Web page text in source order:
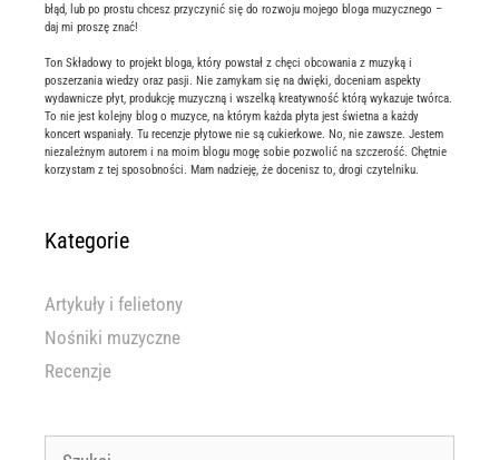
błąd, lub po prostu chcesz przyczynić się do rozwoju mojego bloga muzycznego –
daj mi proszę znać!
Ton Składowy to projekt bloga, który powstał z chęci obcowania z muzyką i
poszerzania wiedzy oraz pasji. Nie zamykam się na dwięki, doceniam aspekty
wydawnicze płyt, produkcję muzyczną i wszelką kreatywność którą wykazuje twórca.
To nie jest kolejny blog o muzyce, na którym każda płyta jest świetna a każdy
koncert wspaniały. Tu recenzje płytowe nie są cukierkowe. No, nie zawsze. Jestem
niezależnym autorem i na moim blogu mogę sobie pozwolić na szczerość. Chętnie
korzystam z tej sposobności. Mam nadzieję, że docenisz to, drogi czytelniku.
Kategorie
Artykuły i felietony
Nośniki muzyczne
Recenzje
Szukaj: